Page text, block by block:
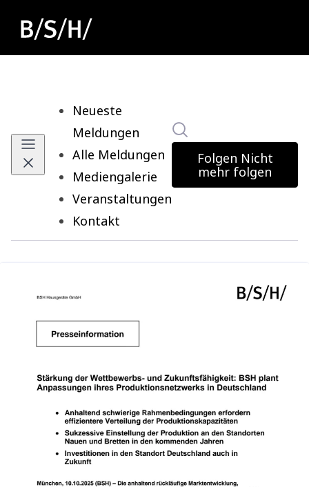
Neueste
Meldungen
Alle Meldungen
Mediengalerie
Veranstaltungen
Kontakt
Folgen Nicht
mehr folgen